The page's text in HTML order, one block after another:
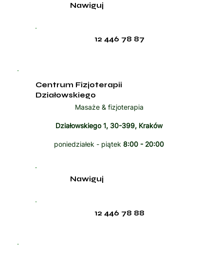
12 446 78 87
Nawiguj
Centrum Fizjoterapii
Działowskiego
Masaże & fizjoterapia
Działowskiego 1, 30-399, Kraków
poniedziałek - piątek 8:00 - 20:00
12 446 78 88
Nawiguj